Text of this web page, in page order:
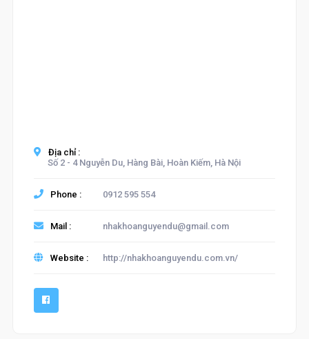
Địa chỉ :
Số 2 - 4 Nguyễn Du, Hàng Bài, Hoàn Kiếm, Hà Nội
Phone : 0912 595 554
Mail : nhakhoanguyendu@gmail.com
Website : http://nhakhoanguyendu.com.vn/